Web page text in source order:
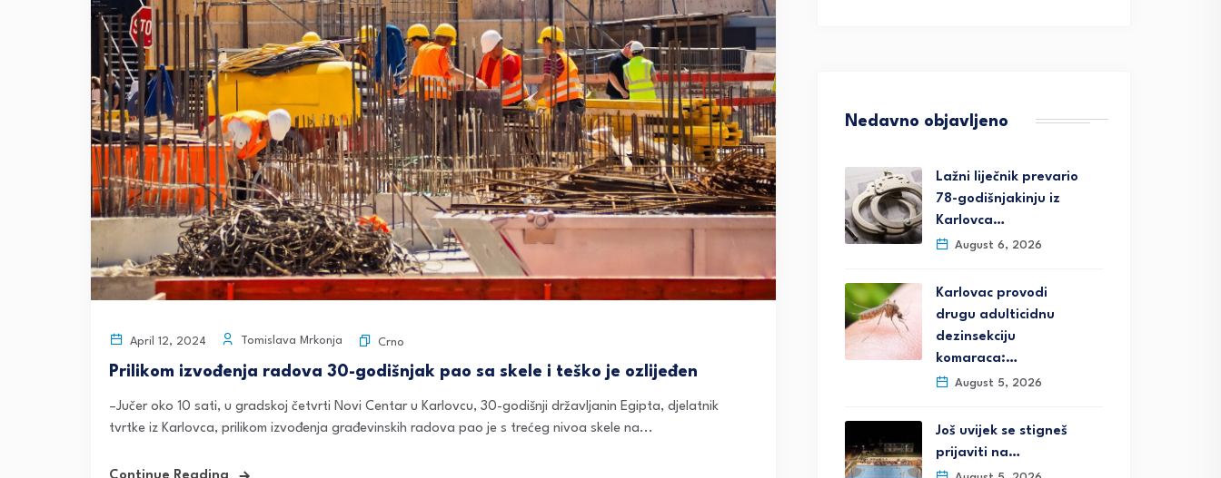
April 12, 2024 Tomislava Mrkonja Crno
Prilikom izvođenja radova 30-godišnjak pao sa skele i teško je ozlijeđen
–Jučer oko 10 sati, u gradskoj četvrti Novi Centar u Karlovcu, 30-godišnji državljanin Egipta, djelatnik
tvrtke iz Karlovca, prilikom izvođenja građevinskih radova pao je s trećeg nivoa skele na...
Nedavno objavljeno
Lažni liječnik prevario
78-godišnjakinju iz
Karlovca…
August 6, 2026
Karlovac provodi
drugu adulticidnu
dezinsekciju
komaraca:…
August 5, 2026
Još uvijek se stigneš
prijaviti na…